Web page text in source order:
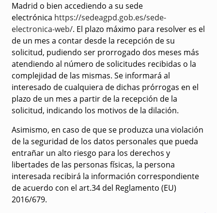
Madrid o bien accediendo a su sede
electrónica https://sedeagpd.gob.es/sede-
electronica-web/. El plazo máximo para resolver es el
de un mes a contar desde la recepción de su
solicitud, pudiendo ser prorrogado dos meses más
atendiendo al número de solicitudes recibidas o la
complejidad de las mismas. Se informará al
interesado de cualquiera de dichas prórrogas en el
plazo de un mes a partir de la recepción de la
solicitud, indicando los motivos de la dilación.
Asimismo, en caso de que se produzca una violación
de la seguridad de los datos personales que pueda
entrañar un alto riesgo para los derechos y
libertades de las personas físicas, la persona
interesada recibirá la información correspondiente
de acuerdo con el art.34 del Reglamento (EU)
2016/679.